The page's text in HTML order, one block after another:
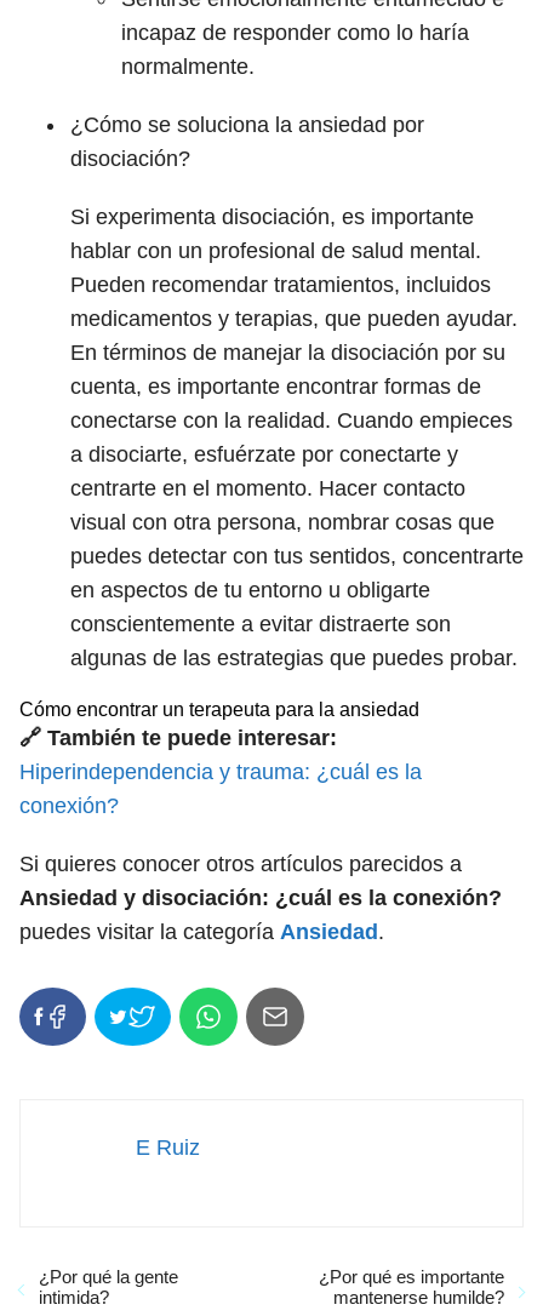
incapaz de responder como lo haría
normalmente.
¿Cómo se soluciona la ansiedad por
disociación?
Si experimenta disociación, es importante
hablar con un profesional de salud mental.
Pueden recomendar tratamientos, incluidos
medicamentos y terapias, que pueden ayudar.
En términos de manejar la disociación por su
cuenta, es importante encontrar formas de
conectarse con la realidad. Cuando empieces
a disociarte, esfuérzate por conectarte y
centrarte en el momento. Hacer contacto
visual con otra persona, nombrar cosas que
puedes detectar con tus sentidos, concentrarte
en aspectos de tu entorno u obligarte
conscientemente a evitar distraerte son
algunas de las estrategias que puedes probar.
Cómo encontrar un terapeuta para la ansiedad
🔗 También te puede interesar:
Hiperindependencia y trauma: ¿cuál es la
conexión?
Si quieres conocer otros artículos parecidos a
Ansiedad y disociación: ¿cuál es la conexión?
puedes visitar la categoría Ansiedad .
E Ruiz
¿Por qué la gente
intimida?
¿Por qué es importante
mantenerse humilde?